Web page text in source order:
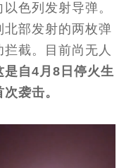
色列发射导弹。
北部发射的两枚弹
截。目前尚无人
是自4月8日停火生
袭击。